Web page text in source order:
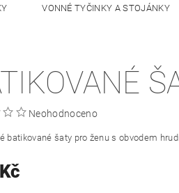
VONNÉ TYČINKY A STOJÁNKY
Neohodnoceno
batikované šaty pro ženu s obvodem